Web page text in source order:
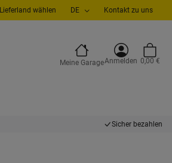
Lieferland wählen DE Kontakt zu uns
Meine GarageAnmelden 0,00 €
Sicher bezahlen